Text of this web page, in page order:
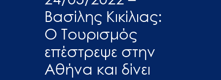
Βασίλης Κικίλιας:
Ο Τουρισμός
επέστρεψε στην
Αθήνα και δίνει